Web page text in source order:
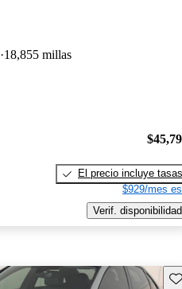
18,855 millas
El precio incluye tasas
$929/mes
Verif. disponibilidad